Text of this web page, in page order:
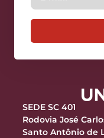
SEDE SC 401
Rodovia José
Santo Antônio de